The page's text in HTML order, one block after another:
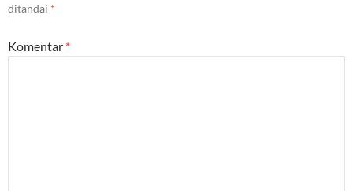
ditandai *
Komentar *